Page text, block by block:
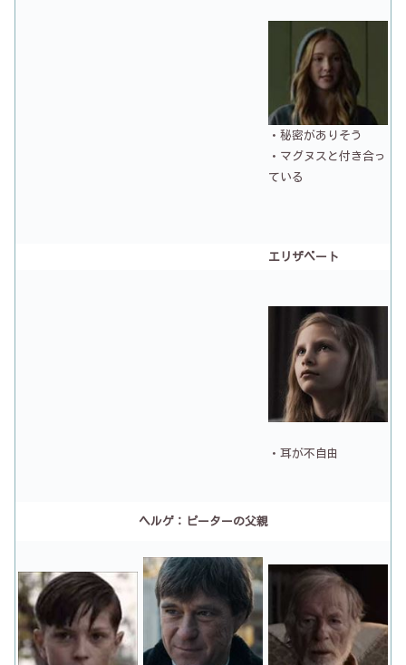
・秘密がありそう
・マグヌスと付き合っ
ている
エリザベート
・耳が不自由
ヘルゲ：ピーターの父親